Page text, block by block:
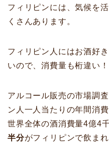
フィリピンには、気候を
くさんあります。
フィリピン人にはお酒好
いので、消費量も桁違い！
アルコール販売の市場調
ン人一人当たりの年間消
世界全体の酒消費量4億4
半分がフィリピンで飲ま